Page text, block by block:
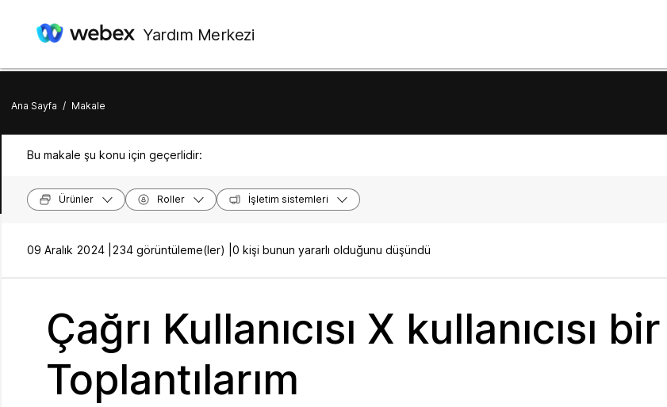
Yardım Merkezi
Ana Sayfa / Makale
Bu makale şu konu için geçerlidir:
Ürünler Roller İşletim sistemleri
09 Aralık 2024 | 234 görüntüleme(ler) | 0 kişi bunun yararlı olduğunu düşündü
Çağrı Kullanıcısı X kullanıcısı bir
Toplantılarım